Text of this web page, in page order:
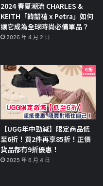
2024 春夏潮流 CHARLES &
KEITH「韓韶禧 x Petra」如何
讓它成為全球時尚必備單品？
2026 年 4 月 2 日
【UGG年中勁減】限定商品低
至6折！買2件再享85折！正價
貨品都有9折優惠！
2025 年 6 月 4 日